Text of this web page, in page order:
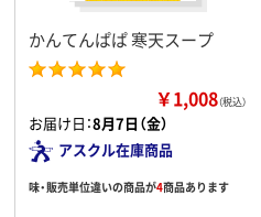
かんてんぱぱ 寒天スープ
￥1,008（税込）
お届け日：8月7日（金）
アスクル在庫商品
味・販売単位違いの商品が4商品あります